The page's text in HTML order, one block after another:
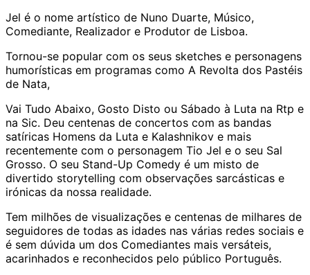
Jel é o nome artístico de Nuno Duarte, Músico,
Comediante, Realizador e Produtor de Lisboa.
Tornou-se popular com os seus sketches e personagens
humorísticas em programas como A Revolta dos Pastéis
de Nata,
Vai Tudo Abaixo, Gosto Disto ou Sábado à Luta na Rtp e
na Sic. Deu centenas de concertos com as bandas
satíricas Homens da Luta e Kalashnikov e mais
recentemente com o personagem Tio Jel e o seu Sal
Grosso. O seu Stand-Up Comedy é um misto de
divertido storytelling com observações sarcásticas e
irónicas da nossa realidade.
Tem milhões de visualizações e centenas de milhares de
seguidores de todas as idades nas várias redes sociais e
é sem dúvida um dos Comediantes mais versáteis,
acarinhados e reconhecidos pelo público Português.